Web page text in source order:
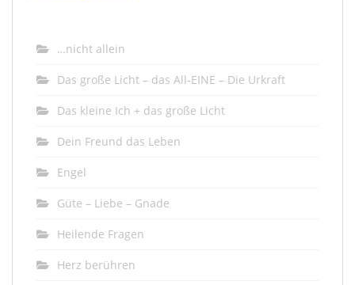
…nicht allein
Das große Licht – das All-EINE – Die Urkraft
Das kleine Ich + das große Licht
Dein Freund das Leben
Engel
Güte – Liebe – Gnade
Heilende Fragen
Herz berühren